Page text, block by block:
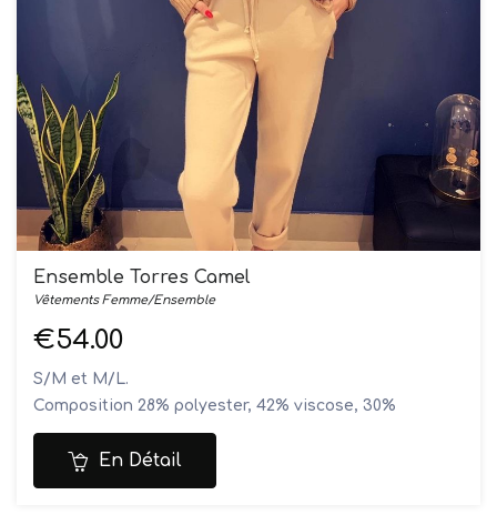
Ensemble Torres Camel
Vêtements Femme/Ensemble
€54.00
S/M et M/L.
Composition 28% polyester, 42% viscose, 30%
polyamide
Le modèle mesure 1M60 et porte une taille S/M
Le dos du pull est plus long que le devant.
En Détail